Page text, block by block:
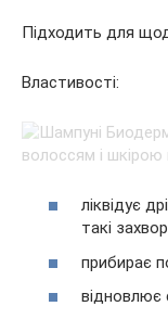
Підходить для
Властивості:
ліквідує
такі
прибирає
відновлює